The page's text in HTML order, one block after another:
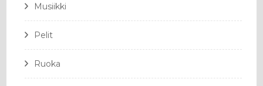
Musiikki
Pelit
Ruoka